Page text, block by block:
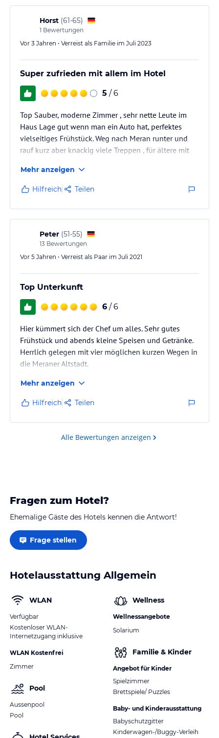
Horst (61-65)
1 Bewertungen
Vor 3 Jahren • Verreist als Familie im Juli 2023
Super zufrieden mit allem im Hotel
5 / 6
Top Sauber, moderne Zimmer , sehr nette Leute im
Haus Lage gut wenn man ein Auto hat, perfektes
vielseitiges Frühstück. Weg nach Meran runter und
rauf kurz aber knackig viele Treppen , für ältere mit
das einzige Manko, dafür ist der Blick von oben auf
Meran super 👍
Mehr anzeigen
Hilfreich Teilen
Peter (51-55)
13 Bewertungen
Vor 5 Jahren • Verreist als Paar im Juli 2021
Top Unterkunft
6 / 6
Hier kümmert sich der Chef um alles. Sehr gutes
Frühstück und abends kleine Speisen und Getränke.
Herrlich gelegen mit vier möglichen kurzen Wegen in
die Meraner Altstadt.
Mehr anzeigen
Hilfreich Teilen
Alle Bewertungen anzeigen
Fragen zum Hotel?
Ehemalige Gäste des Hotels kennen die Antwort!
Frage stellen
Hotelausstattung Allgemein
WLAN
Verfügbar
Kostenloser WLAN-
Internetzugang inklusive
WLAN Kostenfrei
Zimmer
Pool
Aussenpool
Pool
Wellness
Wellnessangebote
Solarium
Familie & Kinder
Angebot für Kinder
Spielzimmer
Brettspiele/ Puzzles
Baby- und Kinderausstattung
Babyschutzgitter
Kinderwagen-/Buggy-Verleih